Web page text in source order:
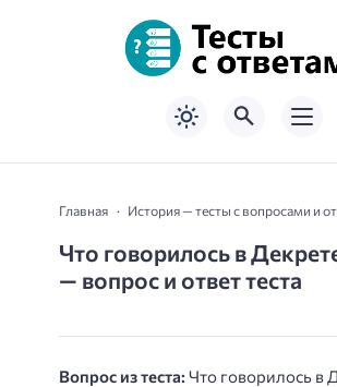
Главная История — тесты с вопросами и
Что говорилось в
— вопрос и ответ теста
Вопрос из теста: Что говорилось в